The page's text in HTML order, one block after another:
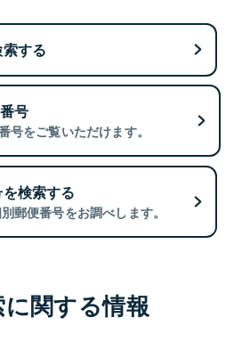
する
号
号をご覧いただけます。
検索する
郵便番号をお調べします。
関する情報